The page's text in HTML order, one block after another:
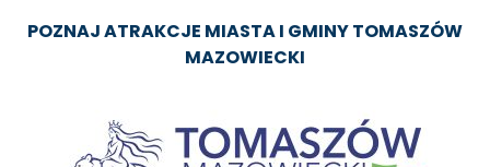
Tomaszów!
oficjalny
POZNAJ ATRAKCJE MIASTA I GMINY TOMASZÓW
MAZOWIECKI